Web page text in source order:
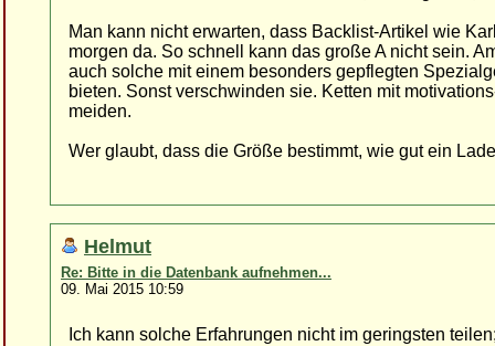
Man kann nicht erwarten, dass Backlist-Artikel wie
morgen da. So schnell kann das große A nicht sein.
auch solche mit einem besonders gepflegten
bieten. Sonst verschwinden sie. Ketten mit
meiden.
Wer glaubt, dass die Größe bestimmt, wie gut ein
Helmut
Re: Bitte in die Datenbank aufnehmen...
09. Mai 2015 10:59
Ich kann solche Erfahrungen nicht im geringsten